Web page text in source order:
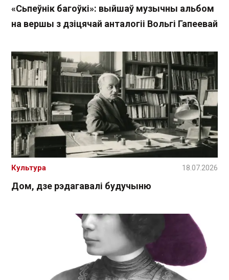
«Сьпеўнік багоўкі»: выйшаў музычны альбом
на вершы з дзіцячай анталогіі Вольгі Гапеевай
Дом, дзе рэдагавалі будучыню
Культура 18.07.2026